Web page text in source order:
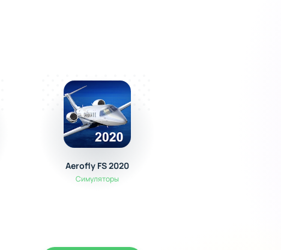
Aerofly FS 2020
Симуляторы